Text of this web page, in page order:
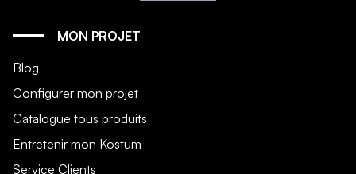
MON PROJET
Blog
Configurer mon projet
Catalogue tous produits
Entretenir mon Kostum
Service Clients